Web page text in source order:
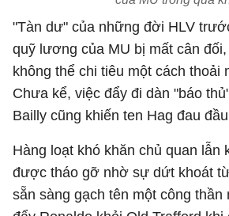
"Tàn dư" của những đời HLV
quỹ lương của MU bị mất cân
không thể chi tiêu một cách thoải
Chưa kể, việc đẩy đi dàn "báo
Bailly cũng khiến ten Hag đau
Hàng loạt khó khăn chủ quan lẫn
được tháo gỡ nhờ sự dứt khoát
sẵn sàng gạch tên một công thần